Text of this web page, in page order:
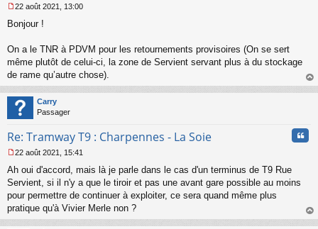
e
s
a
g
e
n
o
n
l
22 août 2021, 13:00
Bonjour !
On a le TNR à PDVM pour les retournements provisoires (On se sert
même plutôt de celui-ci, la zone de Servient servant plus à du stockage
de rame qu’autre chose).
au
Carry
Passager
Re: Tramway T9 : Charpennes - La Soie
e
s
s
g
22 août 2021, 15:41
Ah oui d'accord, mais là je parle dans le cas d'un terminus de T9 Rue
Servient, si il n'y a que le tiroir et pas une avant gare possible au moins
pour permettre de continuer à exploiter, ce sera quand même plus
pratique qu'à Vivier Merle non ?
au